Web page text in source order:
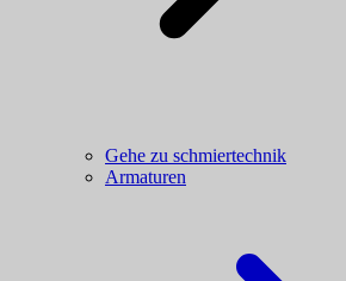
Gehe zu schmiertechnik
Armaturen